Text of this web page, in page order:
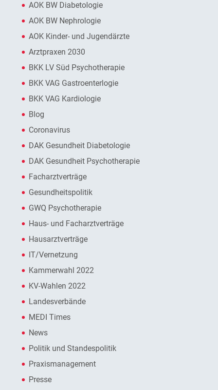
AOK BW Diabetologie
AOK BW Nephrologie
AOK Kinder- und Jugendärzte
Arztpraxen 2030
BKK LV Süd Psychotherapie
BKK VAG Gastroenterlogie
BKK VAG Kardiologie
Blog
Coronavirus
DAK Gesundheit Diabetologie
DAK Gesundheit Psychotherapie
Facharztverträge
Gesundheitspolitik
GWQ Psychotherapie
Haus- und Facharztverträge
Hausarztverträge
IT/Vernetzung
Kammerwahl 2022
KV-Wahlen 2022
Landesverbände
MEDI Times
News
Politik und Standespolitik
Praxismanagement
Presse